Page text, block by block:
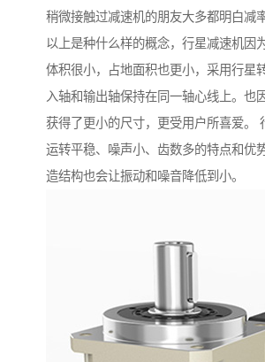
稍微接触过减速机的朋友大多都明白减
以上是种什么样的概念，行星减速机因
体积很小，占地面积也更小，采用行星
入轴和输出轴保持在同一轴心线上。也
获得了更小的尺寸，更受用户所喜爱。
运转平稳、噪声小、齿数多的特点和优
造结构也会让振动和噪音降低到小。